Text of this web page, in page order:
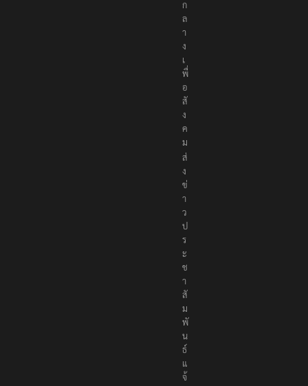
ป็
น
ก
ล
า
ง
เ
พื่
อ
สั
ง
ค
ม
ส่
ง
ข่
า
ว
ป
ร
ะ
ช
า
สั
ม
พั
น
ธ์